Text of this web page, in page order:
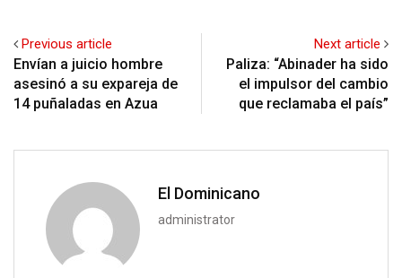
Previous article
Envían a juicio hombre
asesinó a su expareja de
14 puñaladas en Azua
Next article
Paliza: “Abinader ha sido
el impulsor del cambio
que reclamaba el país”
El Dominicano
administrator